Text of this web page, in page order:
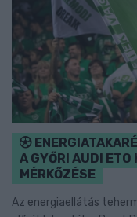
A GYŐRI AUDI ETO
MÉRKŐZÉSE
Az energiaellátás